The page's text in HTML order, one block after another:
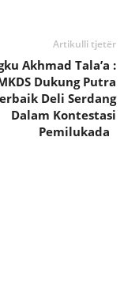
Artikulli tjetër
Akhmad Tala’a :
Dukung Putra
Deli Serdang
Dalam Kontestasi
Pemilukada